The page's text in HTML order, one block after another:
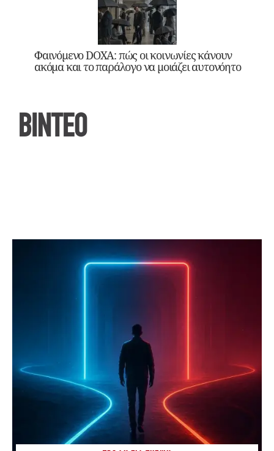
Φαινόμενο DOXA: πώς οι κοινωνίες κάνουν
ακόμα και το παράλογο να μοιάζει αυτονόητο
ΒΙΝΤΕΟ